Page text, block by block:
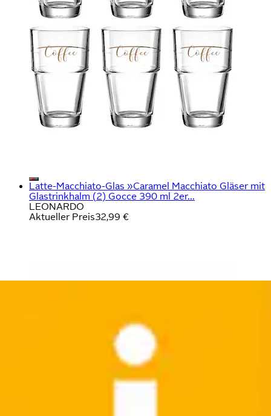
Latte-Macchiato-Glas »Caramel Macchiato Gläser mit
Glastrinkhalm (2) Gocce 390 ml 2er...
LEONARDO
Aktueller Preis32,99 €